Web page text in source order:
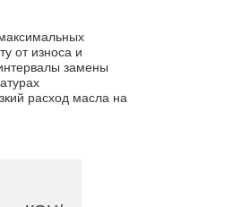
от износа и
замены
расход масла на